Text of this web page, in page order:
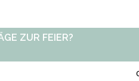
ZUR FEIER?